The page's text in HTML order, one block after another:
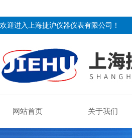
欢迎进入上海捷沪仪器仪表有限公司！
网站首页 关于我们